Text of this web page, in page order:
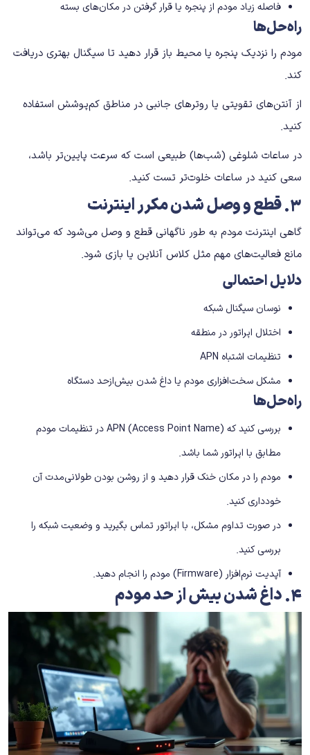
فاصله زیاد مودم از پنجره یا قرار گرفتن در مکان‌های بسته
راه‌حل‌ها
مودم را نزدیک پنجره یا محیط باز قرار دهید تا سیگنال بهتری دریافت
کند.
از آنتن‌های تقویتی یا روترهای جانبی در مناطق کم‌پوشش استفاده
کنید.
در ساعات شلوغی (شب‌ها) طبیعی است که سرعت پایین‌تر باشد،
سعی کنید در ساعات خلوت‌تر تست کنید.
۳.قطع و وصل شدن مکرر اینترنت
گاهی اینترنت مودم به ‌طور ناگهانی قطع و وصل می‌شود که می‌تواند
مانع فعالیت‌های مهم مثل کلاس آنلاین یا بازی شود.
دلایل احتمالی
نوسان سیگنال شبکه
اختلال اپراتور در منطقه
تنظیمات اشتباه APN
مشکل سخت‌افزاری مودم یا داغ شدن بیش‌ازحد دستگاه
راه‌حل‌ها
بررسی کنید که APN (Access Point Name) در تنظیمات مودم
مطابق با اپراتور شما باشد.
مودم را در مکان خنک قرار دهید و از روشن بودن طولانی‌مدت آن
خودداری کنید.
در صورت تداوم مشکل، با اپراتور تماس بگیرید و وضعیت شبکه را
بررسی کنید.
آپدیت نرم‌افزار (Firmware) مودم را انجام دهید.
۴.داغ شدن بیش از حد مودم